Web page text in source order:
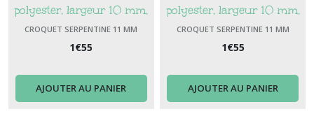
polyester, largeur 10 mm,
couleur lamé or
CROQUET SERPENTINE 11 MM
1€55
AJOUTER AU PANIER
polyester, largeur 10 mm,
couleur lamé oargentr
CROQUET SERPENTINE 11 MM
1€55
AJOUTER AU PANIER